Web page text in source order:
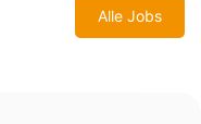
Alle Jobs